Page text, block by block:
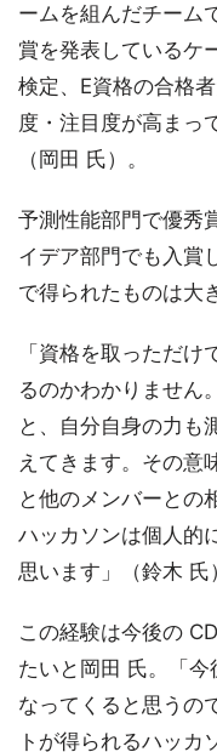
ームを組んだチーム
賞を発表しているケ
検定、E資格の合格
度・注目度が高まっ
（岡田 氏）。
予測性能部門で優秀
イデア部門でも入賞
で得られたものは大
「資格を取っただ
るのかわかりません
と、自分自身の力も
えてきます。その意
と他のメンバーとの
ハッカソンは個人的
思います」（鈴木 氏
この経験は今後の
たいと岡田 氏。「
なってくると思うの
トが得られるハッカ